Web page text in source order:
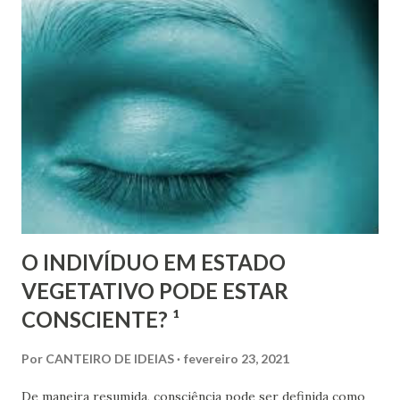
O INDIVÍDUO EM ESTADO
VEGETATIVO PODE ESTAR
CONSCIENTE? ¹
Por CANTEIRO DE IDEIAS fevereiro 23, 2021
De maneira resumida, consciência pode ser definida como